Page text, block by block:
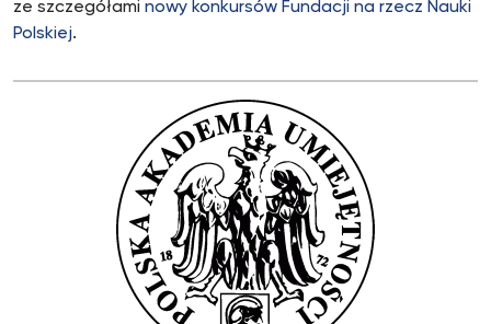
ze szczegółami nowy konkursów Fundacji na rzecz Nauki
Polskiej.